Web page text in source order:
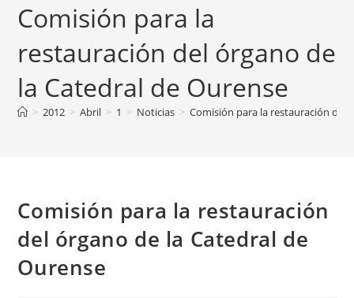
Comisión para la
restauración del órgano de
la Catedral de Ourense
> 2012 > Abril > 1 > Noticias > Comisión para la restauración del
Comisión para la restauración
del órgano de la Catedral de
Ourense